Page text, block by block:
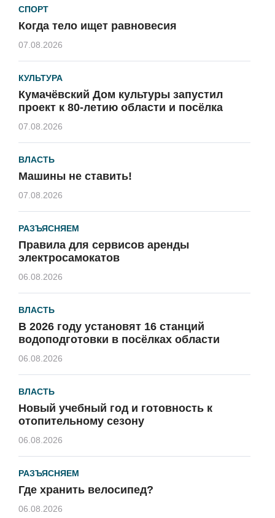
СПОРТ
Когда тело ищет равновесия
07.08.2026
КУЛЬТУРА
Кумачёвский Дом культуры запустил
проект к 80-летию области и посёлка
07.08.2026
ВЛАСТЬ
Машины не ставить!
07.08.2026
РАЗЪЯСНЯЕМ
Правила для сервисов аренды
электросамокатов
06.08.2026
ВЛАСТЬ
В 2026 году установят 16 станций
водоподготовки в посёлках области
06.08.2026
ВЛАСТЬ
Новый учебный год и готовность к
отопительному сезону
06.08.2026
РАЗЪЯСНЯЕМ
Где хранить велосипед?
06.08.2026